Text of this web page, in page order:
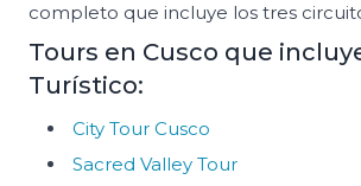
completo que incluye los tres
Tours en Cusco que
Turístico:
City Tour Cusco
Sacred Valley Tour